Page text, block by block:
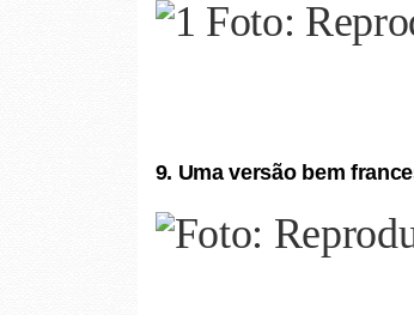
9. Uma versão bem